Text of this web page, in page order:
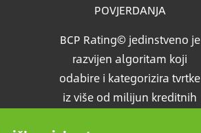
POVJERDANJA
BCP Rating© jedinstveno je
razvijen algoritam koji
odabire i kategorizira tvrtke
iz više od milijun kreditnih